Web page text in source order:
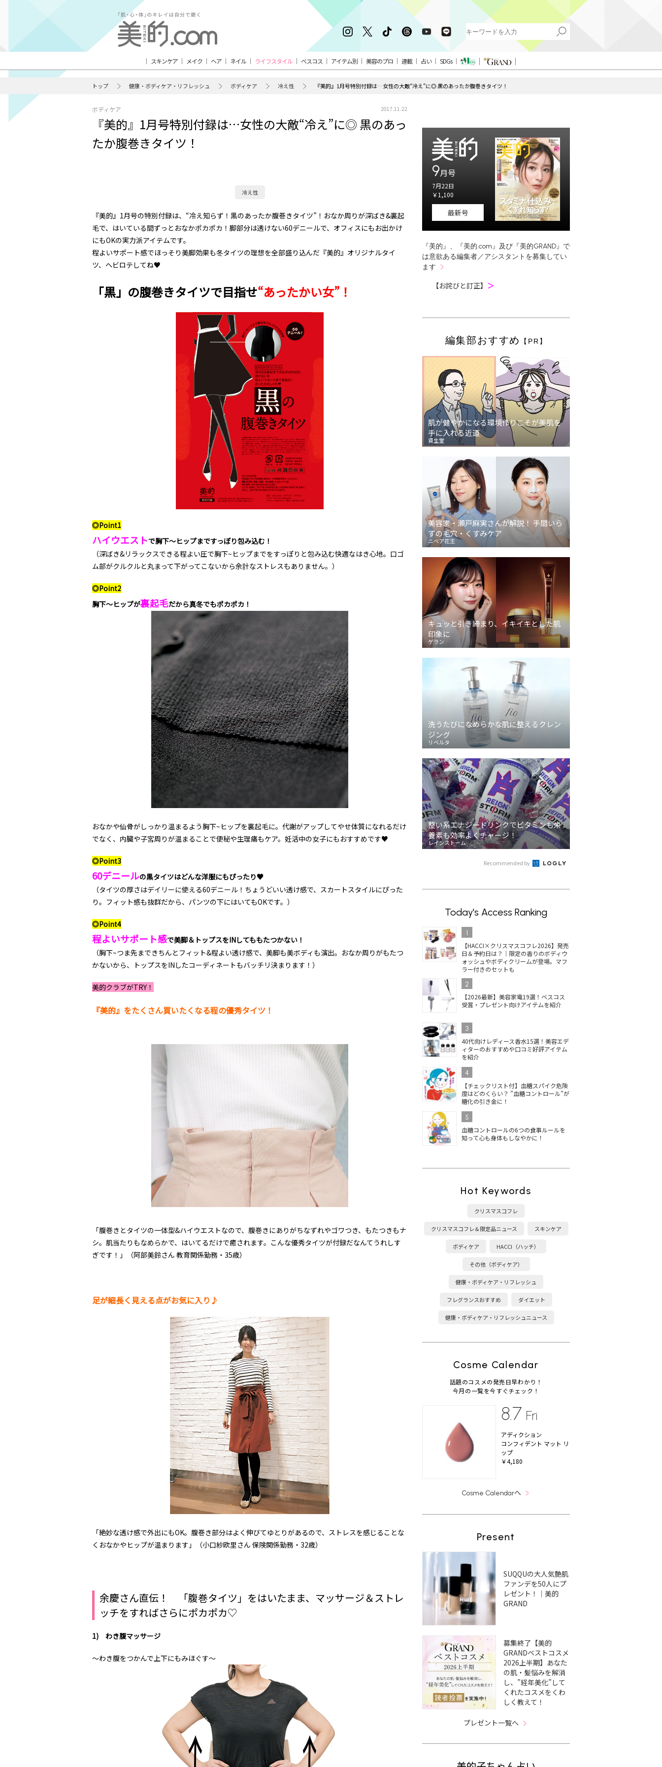
スキンケア メイク ヘア ネイル ライフスタイル ベスコス アイテム別 美容のプロ 連載 占い SDGs
トップ 健康・ボディケア・リフレッシュ ボディケア 冷え性 『美的』1月号特別付録は…女性の大敵“冷え”に◎ 黒のあったか腹巻きタイツ！
ボディケア 2017.11.22
『美的』1月号特別付録は…女性の大敵“冷え”に◎ 黒のあっ
たか腹巻きタイツ！
冷え性
『美的』1月号の特別付録は、“冷え知らず！黒のあったか腹巻きタイツ”！おなか周りが深ばき&裏起
毛で、はいている間ずっとおなかポカポカ！脚部分は透けない60デニールで、オフィスにもお出かけ
にもOKの実力派アイテムです。
程よいサポート感でほっそり美脚効果も冬タイツの理想を全部盛り込んだ『美的』オリジナルタイ
ツ、ヘビロテしてね♥
「黒」の腹巻きタイツで目指せ“あったかい女”！
◎Point1
ハイウエストで胸下〜ヒップまですっぽり包み込む！
（深ばき&リラックスできる程よい圧で胸下~ヒップまでをすっぽりと包み込む快適なはき心地。口ゴ
ム部がクルクルと丸まって下がってこないから余計なストレスもありません。）
◎Point2
胸下〜ヒップが裏起毛だから真冬でもポカポカ！
おなかや仙骨がしっかり温まるよう胸下~ヒップを裏起毛に。代謝がアップしてやせ体質になれるだけ
でなく、内臓や子宮周りが温まることで便秘や生理痛もケア。妊活中の女子にもおすすめです♥
◎Point3
60デニールの黒タイツはどんな洋服にもぴったり♥
（タイツの厚さはデイリーに使える60デニール！ちょうどいい透け感で、スカートスタイルにぴった
り。フィット感も抜群だから、パンツの下にはいてもOKです。）
◎Point4
程よいサポート感で美脚＆トップスをINしてももたつかない！
（胸下~つま先まできちんとフィット&程よい透け感で、美脚も美ボディも演出。おなか周りがもたつ
かないから、トップスをINしたコーディネートもバッチリ決まります！）
美的クラブがTRY！
『美的』をたくさん買いたくなる程の優秀タイツ！
「腹巻きとタイツの一体型&ハイウエストなので、腹巻きにありがちなずれやゴワつき、もたつきもナ
シ。肌当たりもなめらかで、はいてるだけで癒されます。こんな優秀タイツが付録だなんてうれしす
ぎです！」（阿部美鈴さん 教育関係勤務・35歳）
足が細長く見える点がお気に入り♪
「絶妙な透け感で外出にもOK。腹巻き部分はよく伸びてゆとりがあるので、ストレスを感じることな
くおなかやヒップが温まります」（小口紗欧里さん 保険関係勤務・32歳）
余慶さん直伝！ 「腹巻タイツ」をはいたまま、マッサージ＆ストレ
ッチをすればさらにポカポカ♡
1) わき腹マッサージ
〜わき腹をつかんで上下にもみほぐす〜
9月号
7月22日
￥1,100
最新号
『美的』、『美的.com』及び『美的GRAND』で
は意欲ある編集者／アシスタントを募集してい
ます
【お詫びと訂正】 ＞
編集部おすすめ 【PR】
肌が健やかになる環境作りこそが美肌を
手に入れる近道
資生堂
美容家・瀬戸麻実さんが解説！ 手間いら
ずの毛穴・くすみケア
ニベア花王
キュッと引き締まり、イキイキとした肌
印象に
ゲラン
洗うたびになめらかな肌に整えるクレン
ジング
リベルタ
整い系エナジードリンクでビタミンも栄
養素も効率よくチャージ！
レインストーム
Recommended by
Today's Access Ranking
1
【HACCI×クリスマスコフレ2026】発売
日＆予約日は？｜限定の香りのボディウ
ォッシュやボディクリームが登場。マフ
ラー付きのセットも
2
【2026最新】美容家電19選！ベスコス
受賞・プレゼント向けアイテムを紹介
3
40代向けレディース香水15選！美容エデ
ィターのおすすめや口コミ好評アイテム
を紹介
4
【チェックリスト付】血糖スパイク危険
度はどのくらい？ ”血糖コントロール”が
糖化の引き金に！
5
血糖コントロールの6つの食事ルールを
知って心も身体もしなやかに！
Hot Keywords
クリスマスコフレ
クリスマスコフレ＆限定品ニュース スキンケア
ボディケア HACCI（ハッチ）
その他（ボディケア）
健康・ボディケア・リフレッシュ
フレグランスおすすめ ダイエット
健康・ボディケア・リフレッシュニュース
Cosme Calendar
話題のコスメの発売日早わかり！
今月の一覧を今すぐチェック！
8.7 Fri
アディクション
コンフィデント マット リ
ップ
￥4,180
Cosme Calendarへ
Present
SUQQUの大人気艶肌
ファンデを50人にプ
レゼント！｜美的
GRAND
募集終了【美的
GRANDベストコスメ
2026上半期】あなた
の肌・髪悩みを解消
し、”経年美化”して
くれたコスメをくわ
しく教えて！
プレゼント一覧へ